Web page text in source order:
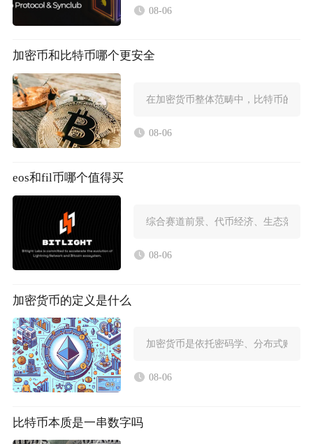
08-06
加密币和比特币哪个更安全
在加密货币整体范畴中，比特币的底
08-06
eos和fil币哪个值得买
综合赛道前景、代币经济、生态落地
08-06
加密货币的定义是什么
加密货币是依托密码学、分布式账本
08-06
比特币本质是一串数字吗